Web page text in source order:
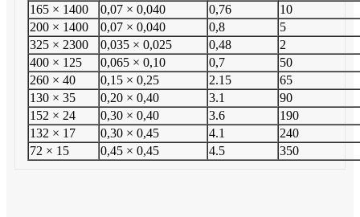
165 × 1400
0,07 × 0,040 0,76
10
200 × 1400
0,07 × 0,040 0,8
5
325 × 2300
0,035 × 0,025 0,48
2
400 × 125
0,065 × 0,10 0,7
50
260 × 40
0,15 × 0,25 2.15
65
130 × 35
0,20 × 0,40 3.1
90
152 × 24
0,30 × 0,40 3.6
190
132 × 17
0,30 × 0,45 4.1
240
72 × 15
0,45 × 0,45 4.5 350